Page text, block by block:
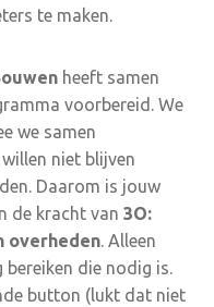
te maken.
heeft samen
voorbereid. We
we samen
niet blijven
Daarom is jouw
de kracht van 3O:
overheden. Alleen
bereiken die nodig is.
button (lukt dat niet